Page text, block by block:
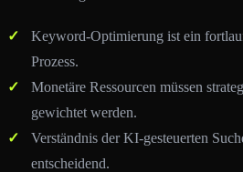
Keyword-Optimierung ist ein
Prozess.
Monetäre Ressourcen müssen
gewichtet werden.
Verständnis der KI-gesteuerten
entscheidend.